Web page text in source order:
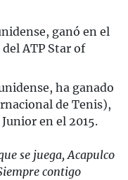
ganó en el
ATP Star of
ha ganado
de Tenis),
en el 2015.
se juega, Acapulco
contigo